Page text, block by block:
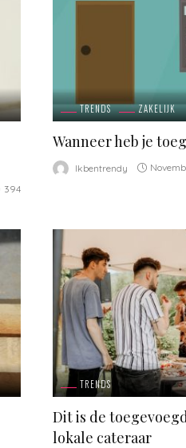
394
TRENDS ZAKELIJK
Wanneer heb je
Ikbentrendy
TRENDS
Dit is de
lokale cateraar